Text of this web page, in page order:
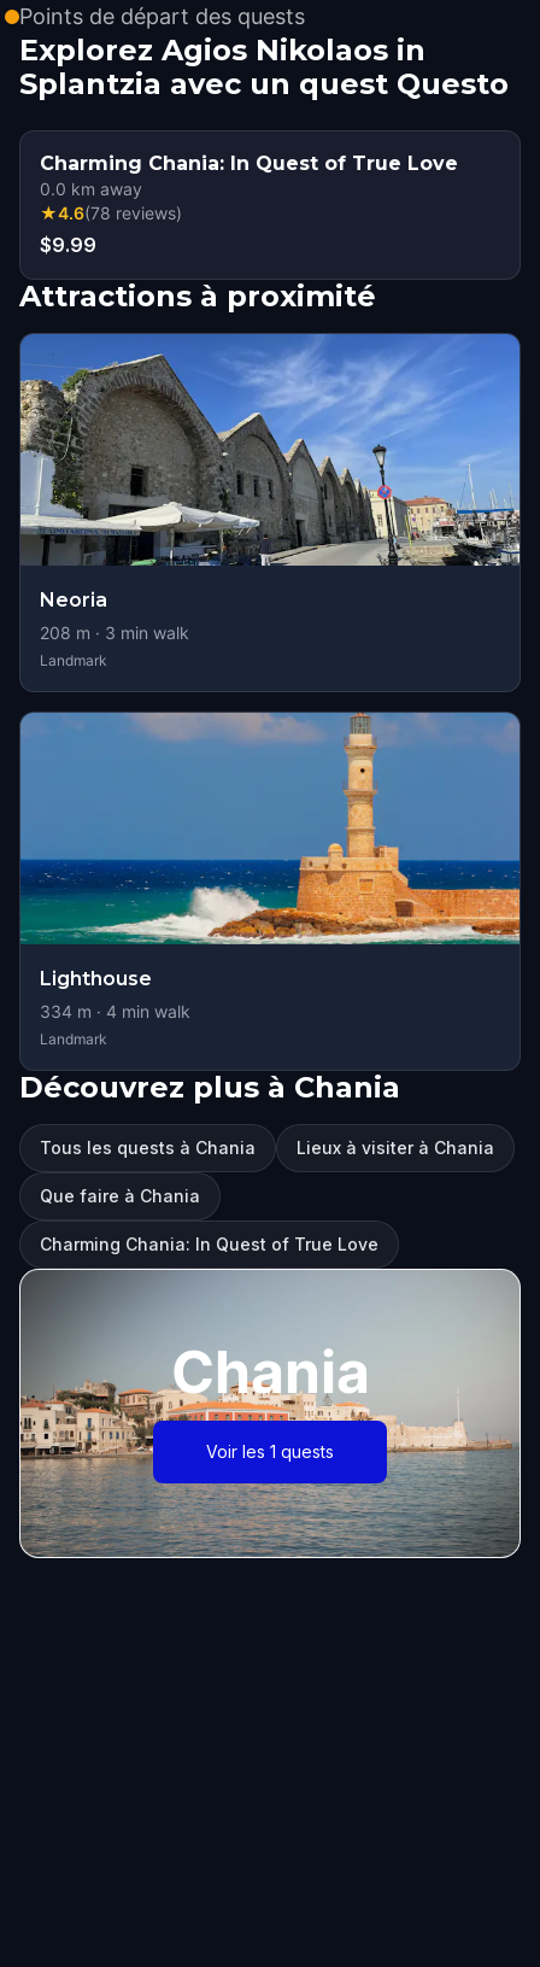
Points de départ des quests
Explorez Agios Nikolaos in
Splantzia avec un quest Questo
Charming Chania: In Quest of True Love
0.0 km away
★4.6(78 reviews)
$9.99
Attractions à proximité
Neoria
208 m · 3 min walk
Landmark
Lighthouse
334 m · 4 min walk
Landmark
Découvrez plus à Chania
Tous les quests à Chania Lieux à visiter à Chania
Que faire à Chania
Charming Chania: In Quest of True Love
Chania
Voir les 1 quests